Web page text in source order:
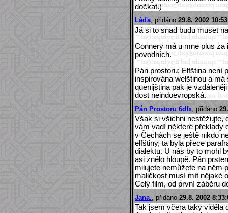
dočkat.)
Láďa, přidáno 29.8. 2002
Já si to snad budu muset
Connery má u mne plus
povodních.
Pán prostoru: Elfština není
inspirována welštinou a
quenijština pak je
dost neindoevropská.
Pán Prostoru 6dfx , přidáno
Však si všichni nestěžujte,
vám vadí některé překlady
v Čechách se ještě nikdo
elfštiny, ta byla přece
dialektu. U nás by to mohl
asi znělo hloupě. Pán
milujete nemůžete na něm
maličkost musí mít nějaké
Celý film, od první záběru
Jana. , přidáno 29.8. 2002
Tak jsem včera taky viděla